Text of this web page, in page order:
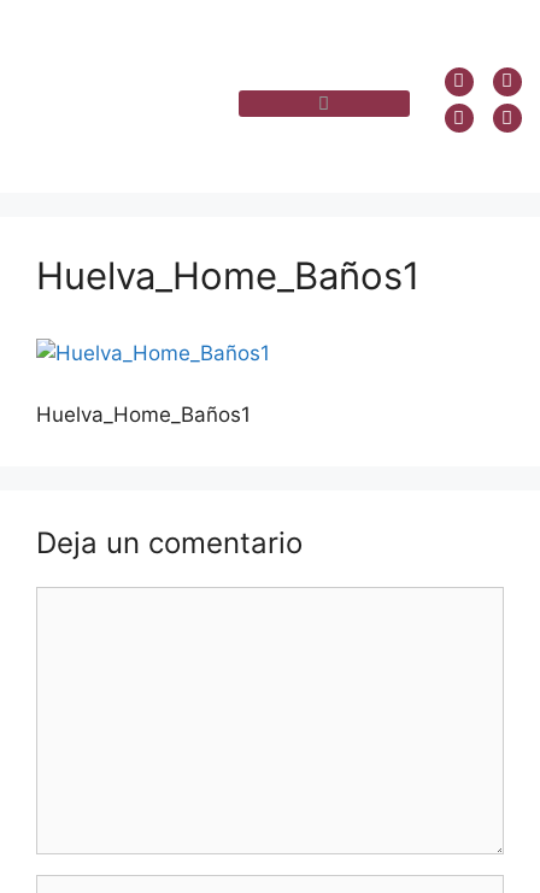
Huelva_Home_Baños1
Huelva_Home_Baños1
Deja un comentario